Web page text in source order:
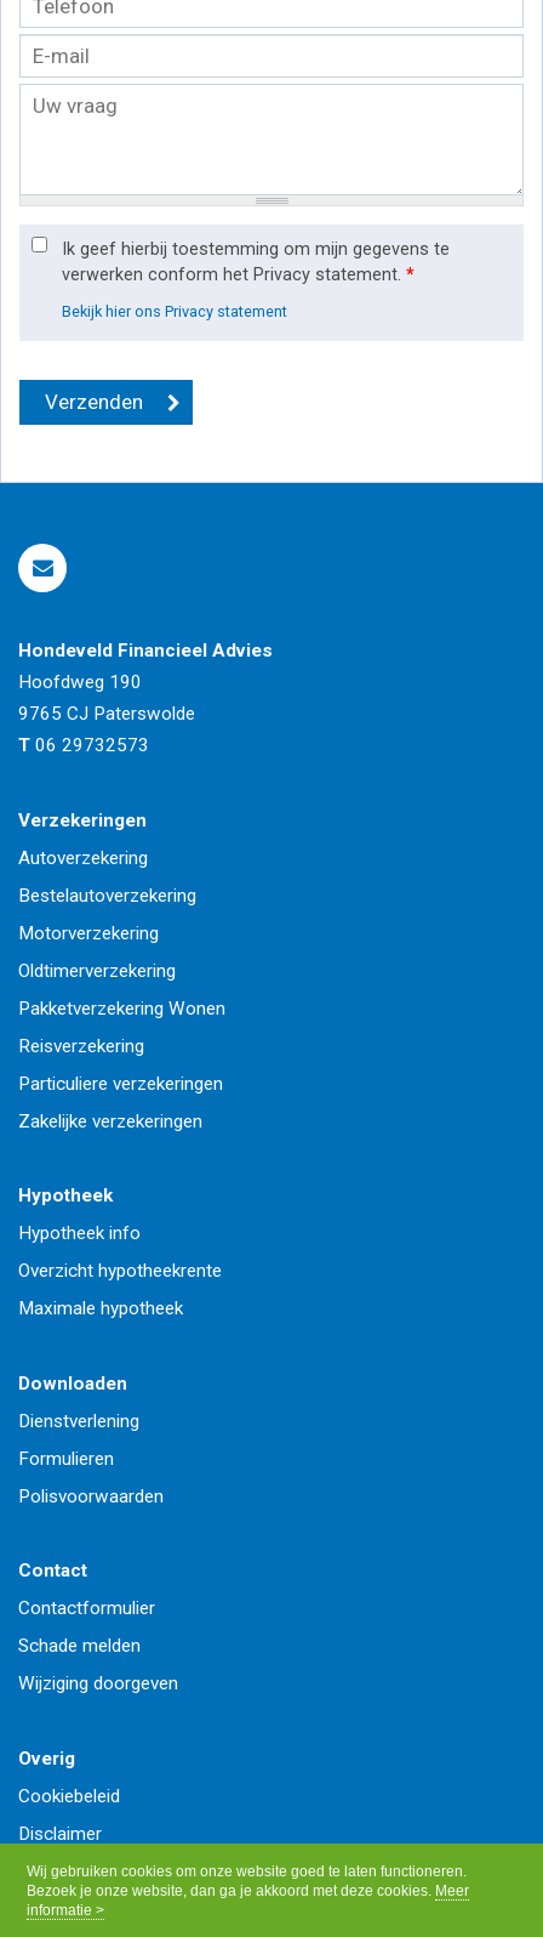
Wij gebruiken cookies om onze website goed te laten functioneren.
Bezoek je onze website, dan ga je akkoord met deze cookies. Meer
informatie >
Ik geef hierbij toestemming om mijn gegevens te
verwerken conform het Privacy statement. *
Bekijk hier ons Privacy statement
Hondeveld Financieel Advies
Hoofdweg 190
9765 CJ Paterswolde
T 06 29732573
Verzekeringen
Autoverzekering
Bestelautoverzekering
Motorverzekering
Oldtimerverzekering
Pakketverzekering Wonen
Reisverzekering
Particuliere verzekeringen
Zakelijke verzekeringen
Hypotheek
Hypotheek info
Overzicht hypotheekrente
Maximale hypotheek
Downloaden
Dienstverlening
Formulieren
Polisvoorwaarden
Contact
Contactformulier
Schade melden
Wijziging doorgeven
Overig
Cookiebeleid
Disclaimer
Privacy